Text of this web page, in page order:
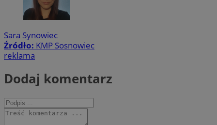
Sara Synowiec
Źródło: KMP Sosnowiec
reklama
Dodaj komentarz